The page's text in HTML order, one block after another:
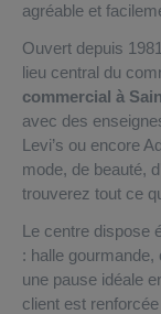
agréable et
Ouvert depuis
lieu central du
commercial à
avec des
Levi’s ou encore
mode, de beauté,
trouverez tout ce
Le centre dispose
: halle
une pause idéale
client est